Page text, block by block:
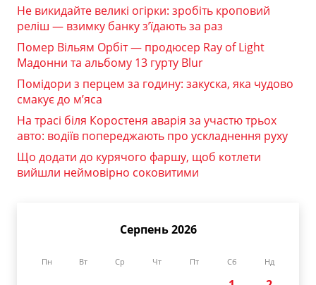
Не викидайте великі огірки: зробіть кроповий
реліш — взимку банку з’їдають за раз
Помер Вільям Орбіт — продюсер Ray of Light
Мадонни та альбому 13 гурту Blur
Помідори з перцем за годину: закуска, яка чудово
смакує до м’яса
На трасі біля Коростеня аварія за участю трьох
авто: водіїв попереджають про ускладнення руху
Що додати до курячого фаршу, щоб котлети
вийшли неймовірно соковитими
Серпень 2026
Пн Вт Ср Чт Пт Сб Нд